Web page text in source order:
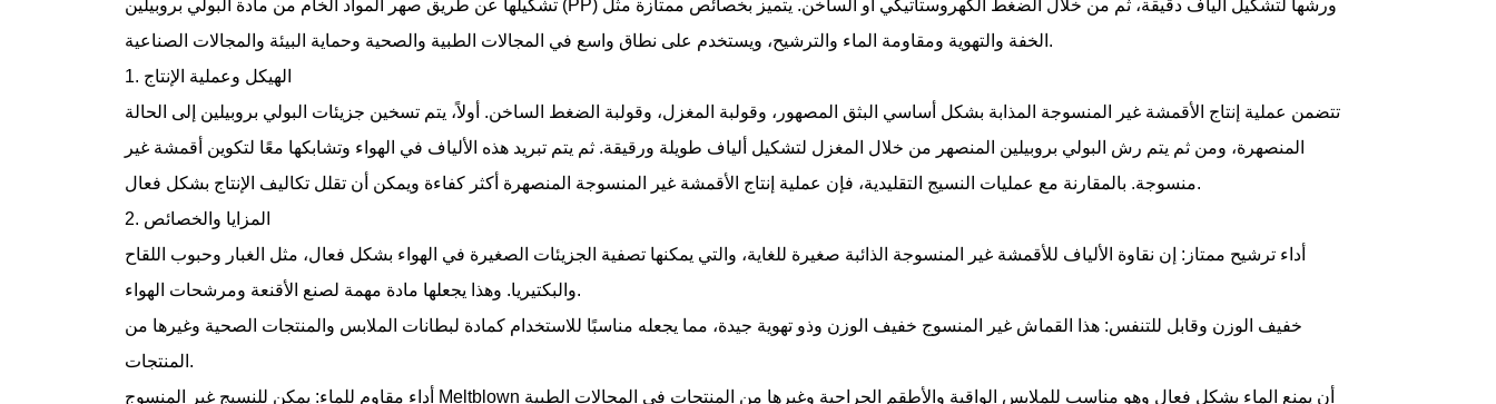
تشكيلها عن طريق صهر المواد الخام من مادة البولي بروبيلين (PP) ورشها لتشكيل ألياف دقيقة، ثم من خلال الضغط الكهروستاتيكي أو الساخن. يتميز بخصائص ممتازة مثل
الخفة والتهوية ومقاومة الماء والترشيح، ويستخدم على نطاق واسع في المجالات الطبية والصحية وحماية البيئة والمجالات الصناعية.
1. الهيكل وعملية الإنتاج
تتضمن عملية إنتاج الأقمشة غير المنسوجة المذابة بشكل أساسي البثق المصهور، وقولبة المغزل، وقولبة الضغط الساخن. أولاً، يتم تسخين جزيئات البولي بروبيلين إلى الحالة
المنصهرة، ومن ثم يتم رش البولي بروبيلين المنصهر من خلال المغزل لتشكيل ألياف طويلة ورقيقة. ثم يتم تبريد هذه الألياف في الهواء وتشابكها معًا لتكوين أقمشة غير
منسوجة. بالمقارنة مع عمليات النسيج التقليدية، فإن عملية إنتاج الأقمشة غير المنسوجة المنصهرة أكثر كفاءة ويمكن أن تقلل تكاليف الإنتاج بشكل فعال.
2. المزايا والخصائص
أداء ترشيح ممتاز: إن نقاوة الألياف للأقمشة غير المنسوجة الذائبة صغيرة للغاية، والتي يمكنها تصفية الجزيئات الصغيرة في الهواء بشكل فعال، مثل الغبار وحبوب اللقاح
والبكتيريا. وهذا يجعلها مادة مهمة لصنع الأقنعة ومرشحات الهواء.
خفيف الوزن وقابل للتنفس: هذا القماش غير المنسوج خفيف الوزن وذو تهوية جيدة، مما يجعله مناسبًا للاستخدام كمادة لبطانات الملابس والمنتجات الصحية وغيرها من
المنتجات.
أداء مقاوم للماء: يمكن للنسيج غير المنسوج Meltblown أن يمنع الماء بشكل فعال وهو مناسب للملابس الواقية والأطقم الجراحية وغيرها من المنتجات في المجالات الطبية